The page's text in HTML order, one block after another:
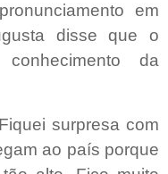
em
disse que o
da
surpresa com
ao país porque